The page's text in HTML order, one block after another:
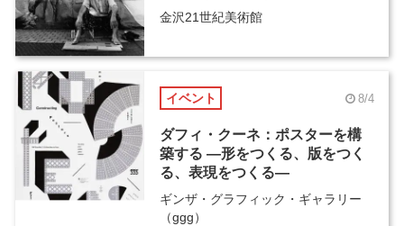
金沢21世紀美術館
イベント 8/4
ダフィ・クーネ：ポスターを構
築する ―形をつくる、版をつく
る、表現をつくる―
ギンザ・グラフィック・ギャラリー
（ggg）